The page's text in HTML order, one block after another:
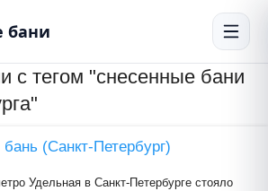
бани
с тегом "снесенные бани
(Санкт-Петербург)
Удельная в Санкт-Петербурге стояло